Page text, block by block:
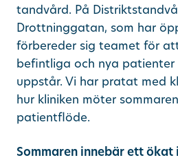
tandvård. På
Drottninggatan, som har
förbereder sig teamet för
befintliga och nya patienter
uppstår. Vi har pratat med
hur kliniken möter
patientflöde.
Sommaren innebär ett